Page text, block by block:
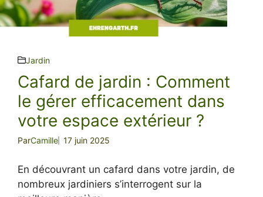
Jardin
Cafard de jardin : Comment
le gérer efficacement dans
votre espace extérieur ?
ParCamille 17 juin 2025
En découvrant un cafard dans votre jardin, de
nombreux jardiniers s’interrogent sur la